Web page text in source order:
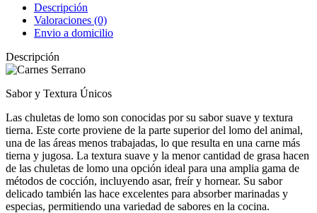
Descripción
Valoraciones (0)
Envio a domicilio
Descripción
Sabor y Textura Únicos
Las chuletas de lomo son conocidas por su sabor suave y textura
tierna. Este corte proviene de la parte superior del lomo del animal,
una de las áreas menos trabajadas, lo que resulta en una carne más
tierna y jugosa. La textura suave y la menor cantidad de grasa hacen
de las chuletas de lomo una opción ideal para una amplia gama de
métodos de cocción, incluyendo asar, freír y hornear. Su sabor
delicado también las hace excelentes para absorber marinadas y
especias, permitiendo una variedad de sabores en la cocina.